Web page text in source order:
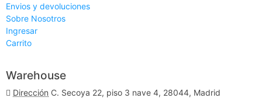
Envios y devoluciones
Sobre Nosotros
Ingresar
Carrito
Warehouse
Dirección C. Secoya 22, piso 3 nave 4, 28044, Madrid